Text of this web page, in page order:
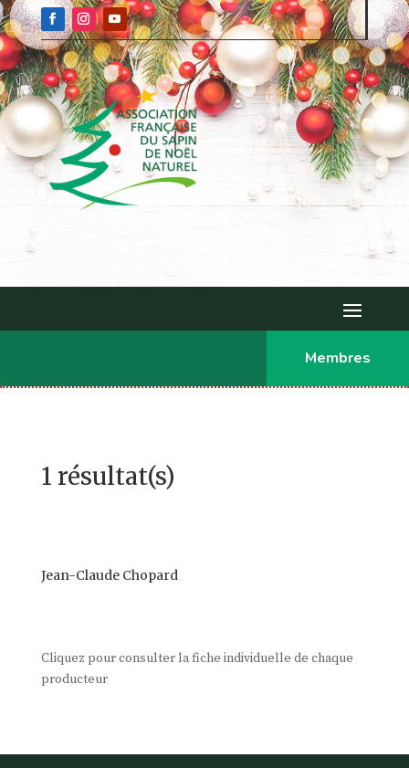
Membres
1 résultat(s)
Jean-Claude Chopard
Cliquez pour consulter la fiche individuelle de chaque
producteur